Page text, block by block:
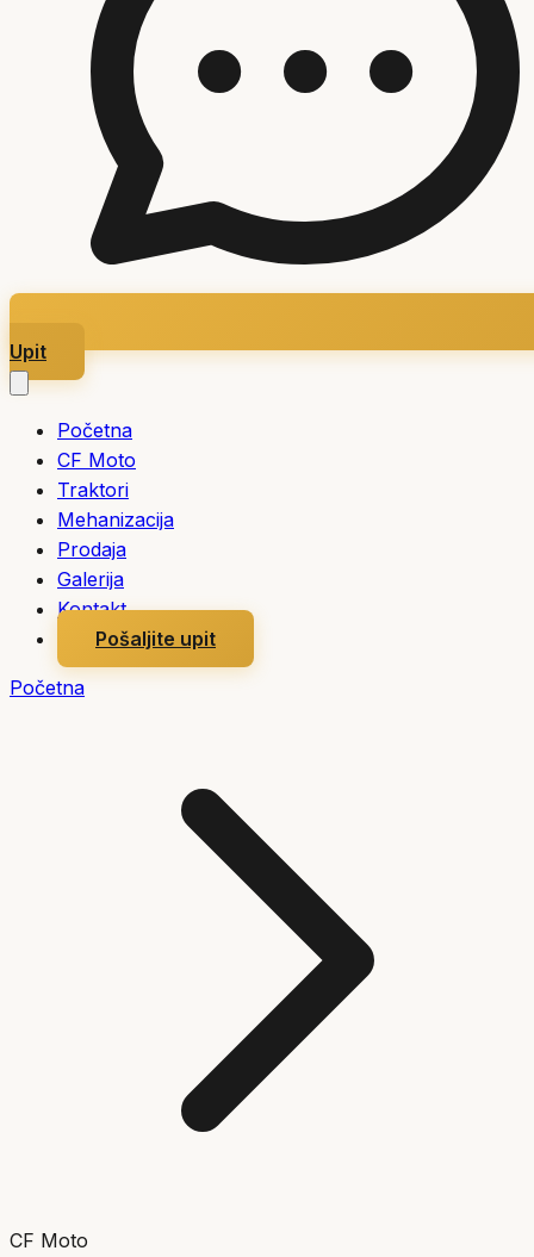
Upit
Početna
CF Moto
Traktori
Mehanizacija
Prodaja
Galerija
Kontakt
Pošaljite upit
Početna
CF Moto